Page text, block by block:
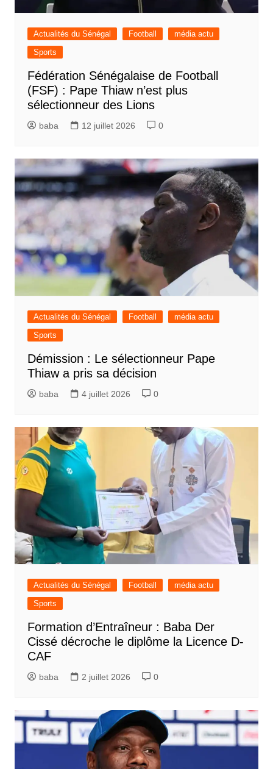
Actualités du Sénégal Football
média actu
Sports
Fédération Sénégalaise de Football
(FSF) : Pape Thiaw n’est plus
sélectionneur des Lions
baba 12 juillet 2026 0
Actualités du Sénégal Football
média actu
Sports
Démission : Le sélectionneur Pape
Thiaw a pris sa décision
baba 4 juillet 2026 0
Actualités du Sénégal Football
média actu
Sports
Formation d’Entraîneur : Baba Der
Cissé décroche le diplôme la Licence D-
CAF
baba 2 juillet 2026 0